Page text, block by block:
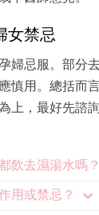
女禁忌
婦忌服。部分
慎用。總括而
上，最好先諮詢
飲去濕湯水嗎？
用或禁忌？